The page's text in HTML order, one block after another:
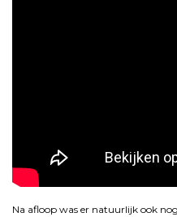
Na afloop was er natuurlijk ook